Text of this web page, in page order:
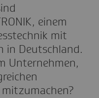
einem
mit
in Deutschland.
Unternehmen,